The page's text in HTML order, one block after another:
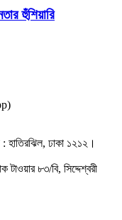
হুঁশিয়ারি
হাতিরঝিল, ঢাকা ১২১২।
৮৩/বি, সিদ্দেশ্বরী